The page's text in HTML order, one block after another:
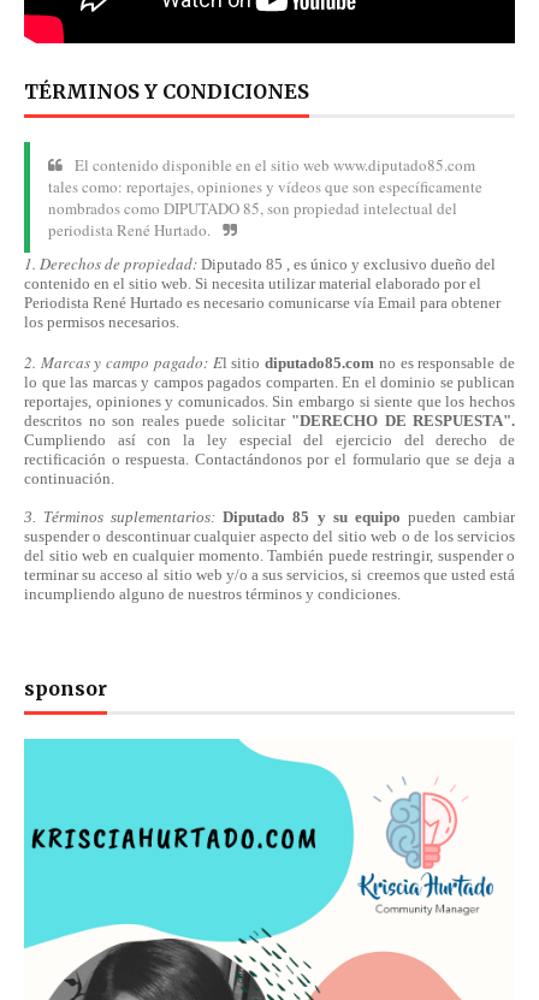
TÉRMINOS Y CONDICIONES
El contenido disponible en el sitio web www.diputado85.com
tales como: reportajes, opiniones y vídeos que son específicamente
nombrados como DIPUTADO 85, son propiedad intelectual del
periodista René Hurtado.
1. Derechos de propiedad: Diputado 85 , es único y exclusivo dueño del
contenido en el sitio web. Si necesita utilizar material elaborado por el
Periodista René Hurtado es necesario comunicarse vía Email para obtener
los permisos necesarios.
2. Marcas y campo pagado: El sitiodiputado85.com no es responsable de
lo que las marcas y campos pagados comparten. En el dominio se publican
reportajes, opiniones y comunicados. Sin embargo si siente que los hechos
descritos no son reales puede solicitar "DERECHO DE RESPUESTA".
Cumpliendo asícon la ley especial del ejercicio del derecho de
rectificación o respuesta. Contactándonospor el formulario que se deja a
continuación.
3. Términos suplementarios:Diputado 85 y su equipo pueden cambiar
suspender o descontinuar cualquier aspecto del sitio web o de los servicios
del sitio web en cualquier momento. También puede restringir, suspender o
terminar su acceso al sitio web y/o a sus servicios, si creemos que usted está
incumpliendo alguno de nuestros términos y condiciones.
sponsor